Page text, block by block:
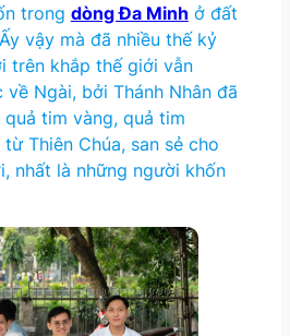
trong dòng Đa Minh ở đất
vậy mà đã nhiều thế kỷ
trên khắp thế giới vẫn
về Ngài, bởi Thánh Nhân đã
tim vàng, quả tim
Thiên Chúa, san sẻ cho
nhất là những người khốn